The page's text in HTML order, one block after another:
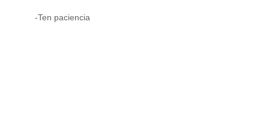
-Ten paciencia